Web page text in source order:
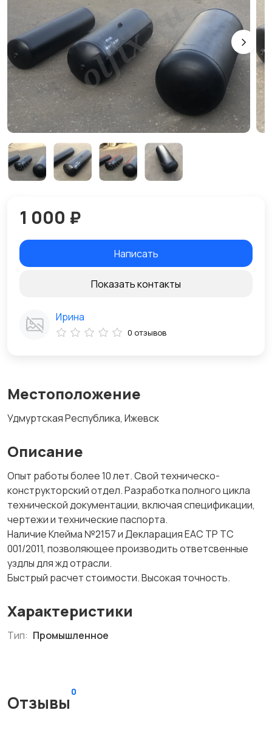
Местоположение
Удмуртская Республика, Ижевск
Описание
Опыт работы более 10 лет. Свой техническо-
конструкторский отдел. Разработка полного цикла
технической документации, включая спецификации,
чертежи и технические паспорта.
Наличие Клейма №2157 и Декларация EAC ТР ТС
001/2011, позволяющее производить ответсвенные
уздлы для жд отрасли.
Быстрый расчет стоимости. Высокая точность.
Характеристики
Тип: Промышленное
Отзывы
0
1 000 ₽
Написать
Показать контакты
Ирина
0 отзывов